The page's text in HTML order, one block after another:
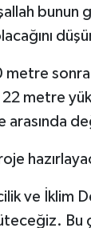
bunun
sonra
metre
arasında
ve İklim
Bu